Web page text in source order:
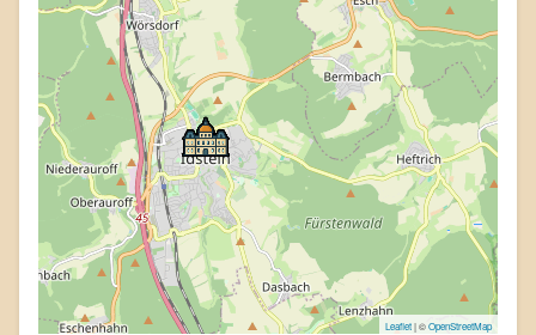
Leaflet| ©OpenStreetMap